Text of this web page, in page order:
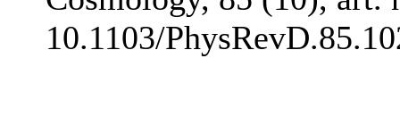
10.1103/